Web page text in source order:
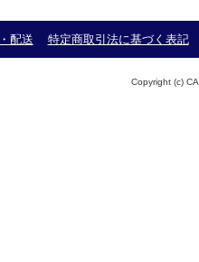
配送 特定商取引法に基づく表記
Copyright (c)